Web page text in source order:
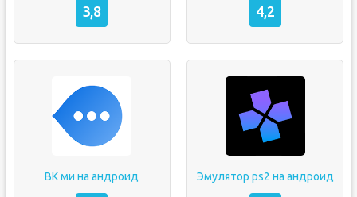
3,8 4,2
ВК ми на андроид Эмулятор ps2 на андроид